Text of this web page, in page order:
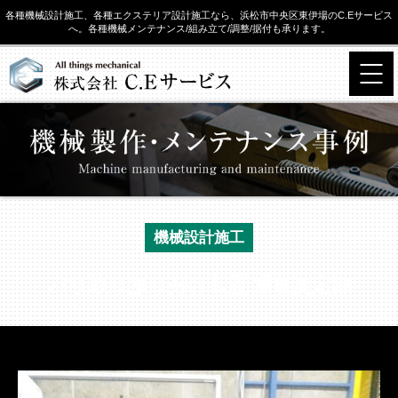
各種機械設計施工、各種エクステリア設計施工なら、浜松市中央区東伊場のC.Eサービス
へ。各種機械メンテナンス/組み立て/調整/据付も承ります。
機械設計施工
バリ取り振り分け装置 重量測定部